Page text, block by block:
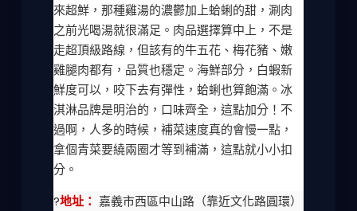
來超鮮，那種雞湯的濃鬱加上蛤蜊的甜，涮肉
之前光喝湯就很滿足。肉品選擇算中上，不是
走超頂級路線，但該有的牛五花、梅花豬、嫩
雞腿肉都有，品質也穩定。海鮮部分，白蝦新
鮮度可以，咬下去有彈性，蛤蜊也算飽滿。冰
淇淋品牌是明治的，口味齊全，這點加分！不
過啊，人多的時候，補菜速度真的會慢一點，
拿個青菜要繞兩圈才等到補滿，這點就小小扣
分。
?地址： 嘉義市西區中山路（靠近文化路圓環）